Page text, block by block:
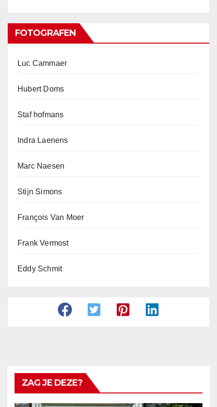
FOTOGRAFEN
Luc Cammaer
Hubert Doms
Staf hofmans
Indra Laenens
Marc Naesen
Stijn Simons
François Van Moer
Frank Vermost
Eddy Schmit
ZAG JE DEZE?